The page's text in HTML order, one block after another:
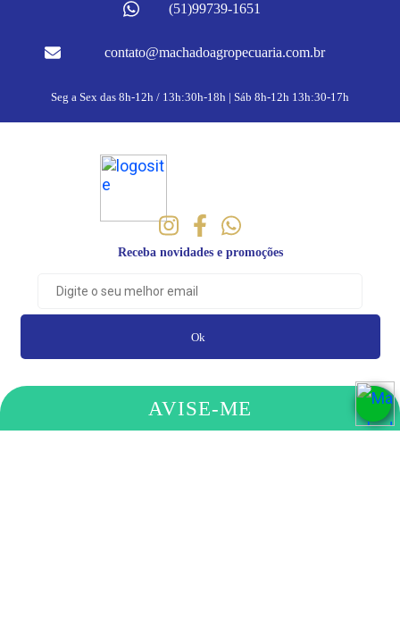
AVISE-ME
(51)99739-1651
contato@machadoagropecuaria.com.br
Seg a Sex das 8h-12h / 13h:30h-18h | Sáb 8h-12h 13h:30-17h
Receba novidades e promoções
Ok